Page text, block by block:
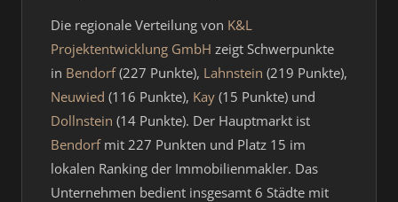
Die regionale Verteilung von K&L
Projektentwicklung GmbH zeigt Schwerpunkte
in Bendorf(227 Punkte), Lahnstein (219 Punkte),
Neuwied (116 Punkte), Kay (15 Punkte) und
Dollnstein (14 Punkte). Der Hauptmarkt ist
Bendorfmit 227 Punkten und Platz 15 im
lokalen Ranking der Immobilienmakler. Das
Unternehmen bedient insgesamt 6 Städte mit